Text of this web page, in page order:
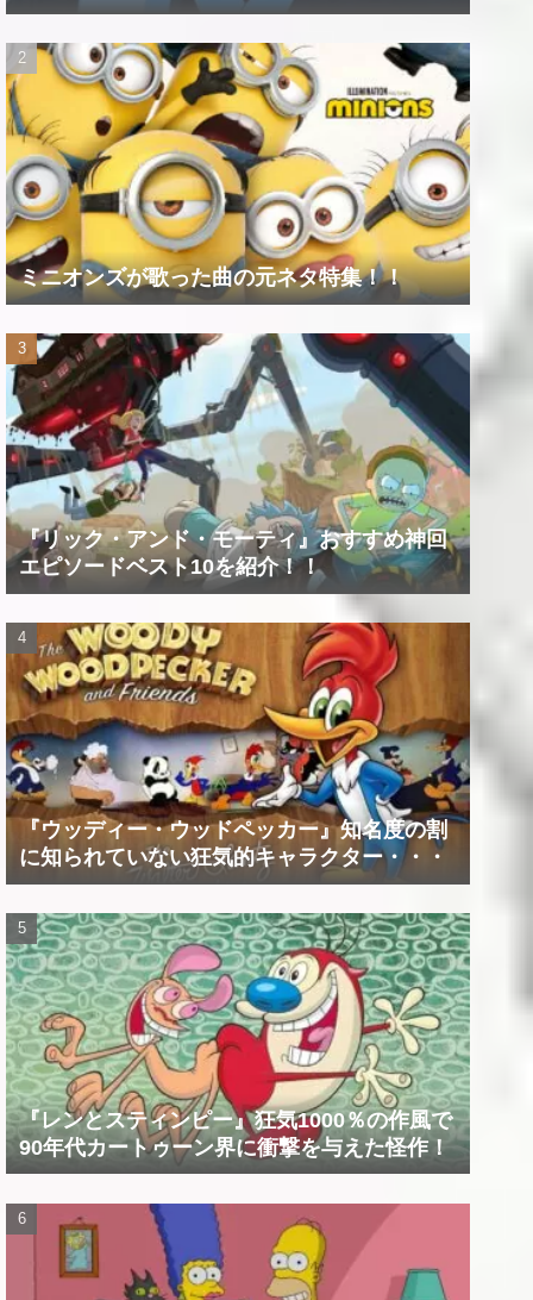
ミニオンズが歌った曲の元ネタ特集！！
『リック・アンド・モーティ』おすすめ神回
エピソードベスト10を紹介！！
『ウッディー・ウッドペッカー』知名度の割
に知られていない狂気的キャラクター・・・
『レンとスティンピー』狂気1000％の作風で
90年代カートゥーン界に衝撃を与えた怪作！